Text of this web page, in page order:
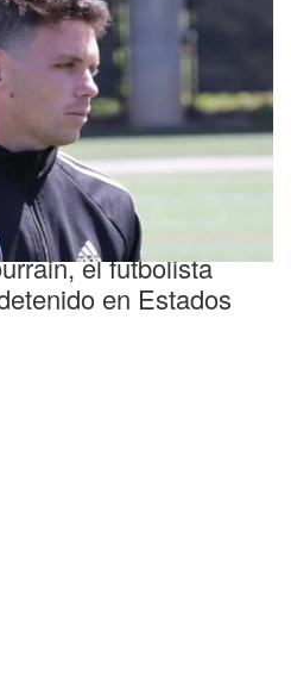
el futbolista
en Estados